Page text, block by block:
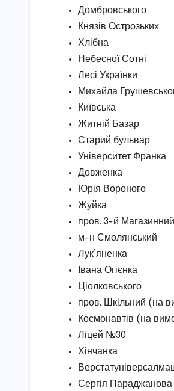
Домбровського
Князів Острозьких
Хлібна
Небесної Сотні
Лесі Українки
Михайла
Київська
Житній Базар
Старий бульвар
Університет Франка
Довженка
Юрія Вороного
Жуйка
пров. 3-й Магазинний
м-н Смолянський
Лук’яненка
Івана Огієнка
Ціолковського
пров. Шкільний (на
Космонавтів (на
Ліцей №30
Хінчанка
Сергія Параджанова